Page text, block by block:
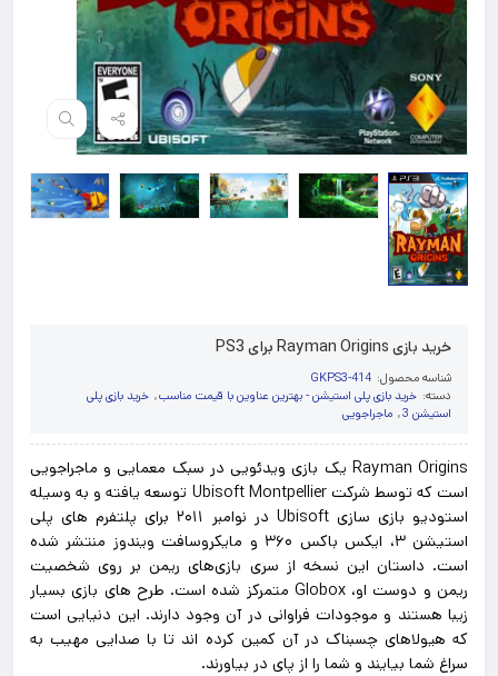
خرید بازی Rayman Origins برای PS3
شناسه محصول: GKPS3-414
دسته: خرید بازی پلی استیشن - بهترین عناوین با قیمت مناسب, خرید بازی پلی
استیشن 3
, ماجراجویی
Rayman Origins یک بازی ویدئویی در سبک معمایی و ماجراجویی
است که توسط شرکت Ubisoft Montpellier توسعه یافته و به وسیله
استودیو بازی سازی Ubisoft در نوامبر ۲۰۱۱ برای پلتفرم های پلی
استیشن ۳، ایکس باکس ۳۶۰ و مایکروسافت ویندوز منتشر شده
است. داستان این نسخه از سری بازی‌های ریمن بر روی شخصیت
ریمن و دوست او، Globox متمرکز شده است. طرح های بازی بسیار
زیبا هستند و موجودات فراوانی در آن وجود دارند. این دنیایی است
که هیولاهای چسبناک در آن کمین کرده اند تا با صدایی مهیب به
سراغ شما بیایند و شما را از پای در بیاورند.